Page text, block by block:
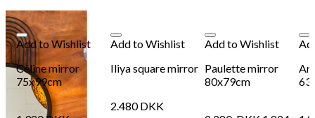
Add to Wishlist
Céline mirror
75x99cm
Add to Wishlist
Iliya square mirror
2.480DKK
Add to Wishlist
Paulette mirror
80x79cm